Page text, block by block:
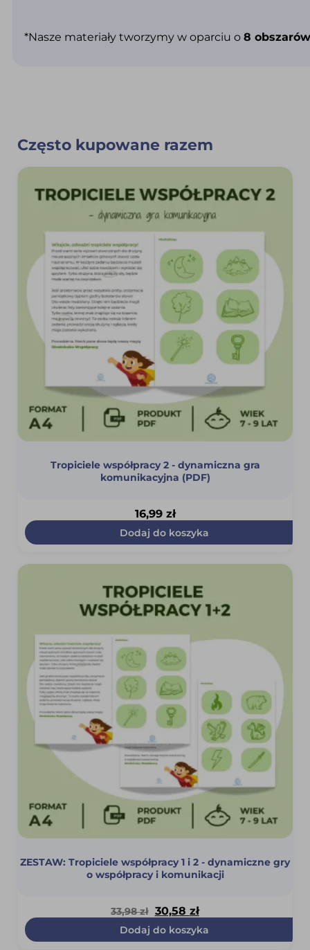
*Nasze materiały tworzymy w oparciu o8
Często kupowane razem
Tropiciele współpracy 2 - dynamiczna gra
komunikacyjna (PDF)
16,99 zł
Dodaj do koszyka
ZESTAW: Tropiciele współpracy 1 i 2 - dynamiczne gry
o współpracy i komunikacji
33,98zł Pierwotna
cena
wynosiła:
30,58 złAktualna
cena
wynosi:
Dodaj do koszyka